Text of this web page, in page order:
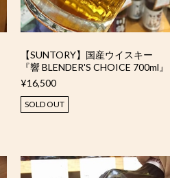
【SUNTORY】国産ウイスキー
『響 BLENDER'S CHOICE 700ml』
¥16,500
SOLD OUT